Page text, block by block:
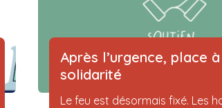
Après l’urgence, place
solidarité
Le feu est désormais fixé. Les